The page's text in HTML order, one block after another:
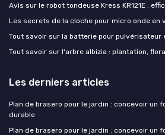
Avis sur le robot tondeuse Kress KR121E :
Les secrets de la cloche pour micro onde en
Tout savoir sur la batterie pour pulvérisateur
Tout savoir sur l'arbre albizia : plantation,
Les derniers articles
Plan de brasero pour le jardin : concevoir un
durable
Plan de brasero pour le jardin : concevoir un